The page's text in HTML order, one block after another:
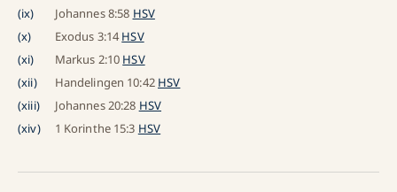
(ix) Johannes 8:58 HSV
(x) Exodus 3:14 HSV
(xi) Markus 2:10 HSV
(xii) Handelingen 10:42 HSV
(xiii) Johannes 20:28 HSV
(xiv) 1 Korinthe 15:3 HSV